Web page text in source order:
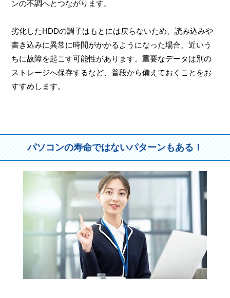
ンの不調へとつながります。
劣化したHDDの調子はもとには戻らないため、読み込みや
書き込みに異常に時間がかかるようになった場合、近いう
ちに故障を起こす可能性があります。重要なデータは別の
ストレージへ保存するなど、普段から備えておくことをお
すすめします。
パソコンの寿命ではないパターンもある！